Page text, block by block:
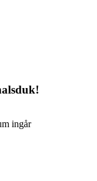
ingår